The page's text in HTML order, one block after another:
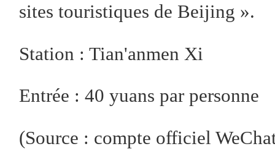
sites touristiques de Beijing ».
Station : Tian'anmen Xi
Entrée : 40 yuans par personne
(Source : compte officiel